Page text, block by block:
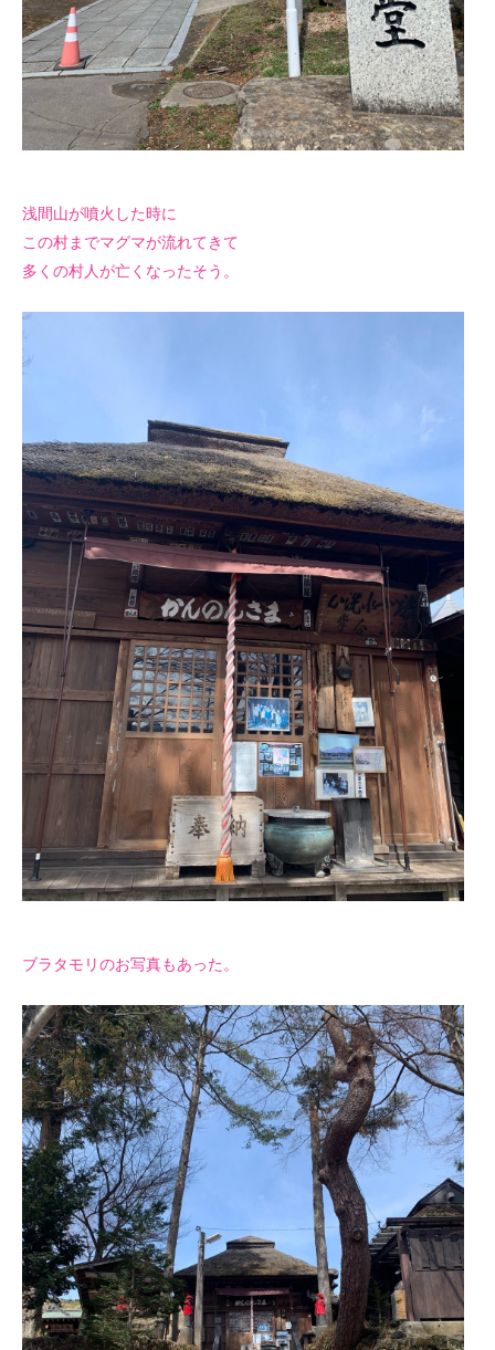
浅間山が噴火した時に
この村までマグマが流れてきて
多くの村人が亡くなったそう。
ブラタモリのお写真もあった。